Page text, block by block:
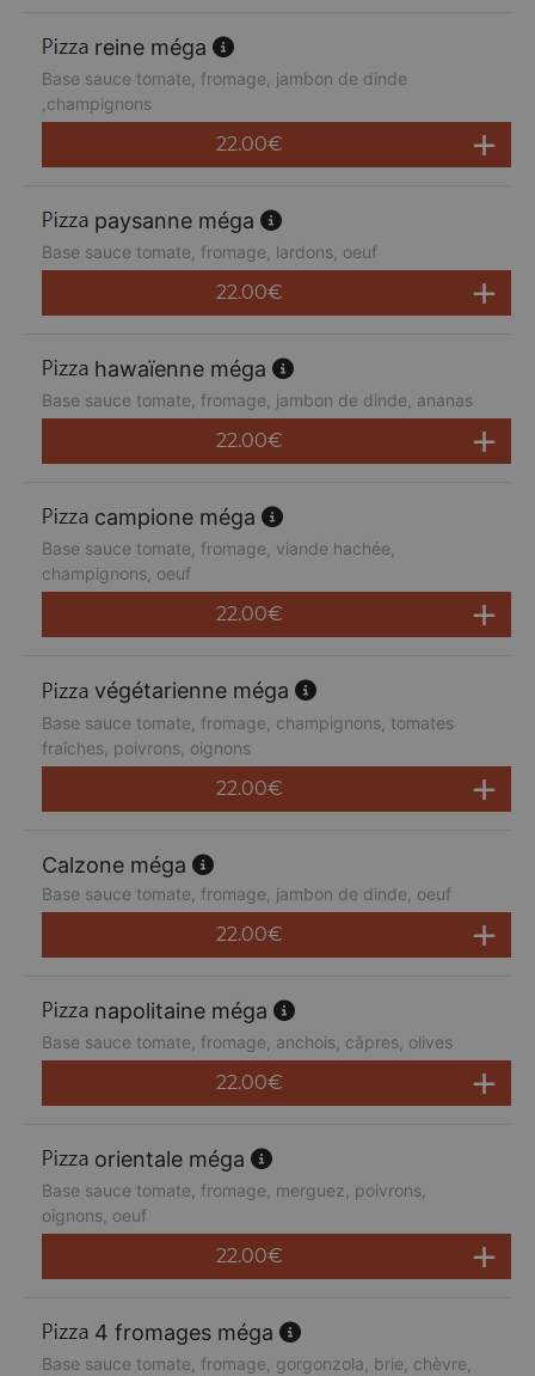
reine méga
Base sauce tomate, fromage, jambon de dinde
,champignons
22.00€
paysanne méga
Base sauce tomate, fromage, lardons, oeuf
22.00€
hawaïenne méga
Base sauce tomate, fromage, jambon de dinde, ananas
22.00€
campione méga
Base sauce tomate, fromage, viande hachée,
champignons, oeuf
22.00€
végétarienne méga
Base sauce tomate, fromage, champignons, tomates
fraîches, poivrons, oignons
22.00€
Calzone méga
Base sauce tomate, fromage, jambon de dinde, oeuf
22.00€
napolitaine méga
Base sauce tomate, fromage, anchois, câpres, olives
22.00€
orientale méga
Base sauce tomate, fromage, merguez, poivrons,
oignons, oeuf
22.00€
4 fromages méga
Base sauce tomate, fromage, gorgonzola, brie, chèvre,